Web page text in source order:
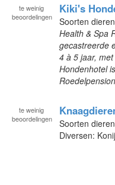
te weinig
beoordelingen
Kiki's
Soorten
Health & Spa
gecastreerde
4 à 5 jaar,
Hondenhotel
te weinig
beoordelingen
Soorten
Diversen: